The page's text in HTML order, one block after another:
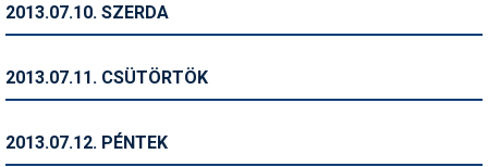
Síbérletárak
2013.07.10. SZERDA
2013.07.11. CSÜTÖRTÖK
2013.07.12. PÉNTEK